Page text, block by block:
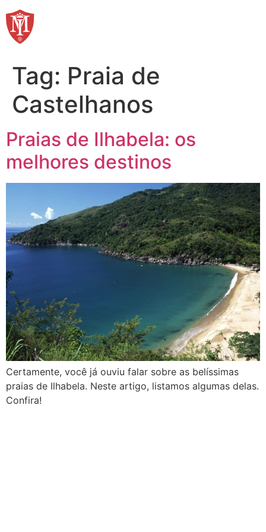
para
Tag: Praia de
Castelhanos
Praias de Ilhabela: os
melhores destinos
Certamente, você já ouviu falar sobre as belíssimas
praias de Ilhabela. Neste artigo, listamos algumas delas.
Confira!